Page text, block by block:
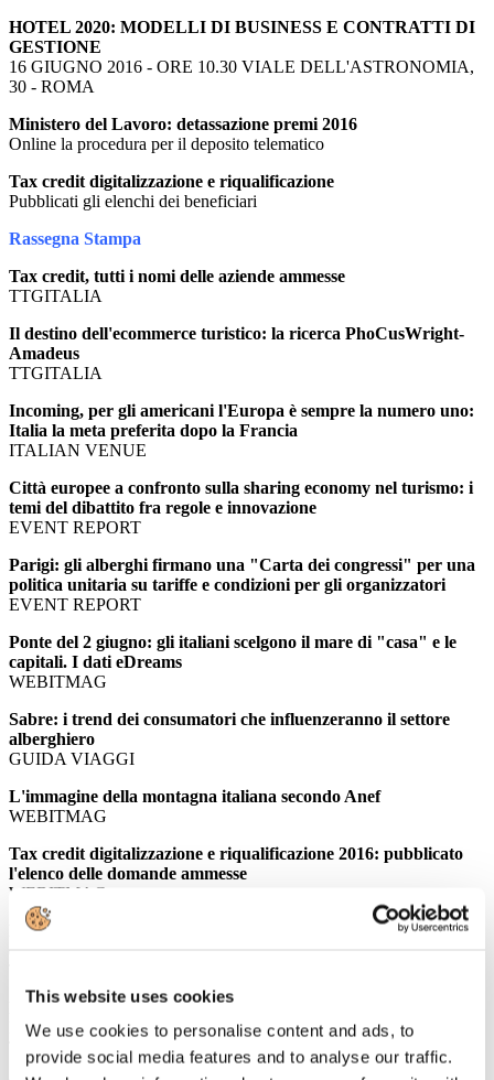
This website uses cookies
We use cookies to personalise content and ads, to
provide social media features and to analyse our traffic.
HOTEL 2020: MODELLI DI BUSINESS E CONTRATTI DI
GESTIONE
16 GIUGNO 2016 - ORE 10.30 VIALE DELL'ASTRONOMIA,
30 - ROMA
Ministero del Lavoro: detassazione premi 2016
Online la procedura per il deposito telematico
Tax credit digitalizzazione e riqualificazione
Pubblicati gli elenchi dei beneficiari
Rassegna Stampa
Tax credit, tutti i nomi delle aziende ammesse
TTGITALIA
Il destino dell'ecommerce turistico: la ricerca PhoCusWright-
Amadeus
TTGITALIA
Incoming, per gli americani l'Europa è sempre la numero uno:
Italia la meta preferita dopo la Francia
ITALIAN VENUE
Città europee a confronto sulla sharing economy nel turismo: i
temi del dibattito fra regole e innovazione
EVENT REPORT
Parigi: gli alberghi firmano una "Carta dei congressi" per una
politica unitaria su tariffe e condizioni per gli organizzatori
EVENT REPORT
Ponte del 2 giugno: gli italiani scelgono il mare di "casa" e le
capitali. I dati eDreams
WEBITMAG
Sabre: i trend dei consumatori che influenzeranno il settore
alberghiero
GUIDA VIAGGI
L'immagine della montagna italiana secondo Anef
WEBITMAG
Tax credit digitalizzazione e riqualificazione 2016: pubblicato
l'elenco delle domande ammesse
WEBITMAG
Ponte del 2 giugno, aumentano le prenotazioni di voli con
eDreams
La crescita del turismo montano passa da sinergia e marchio
Italia
TRAVELNOSTOP